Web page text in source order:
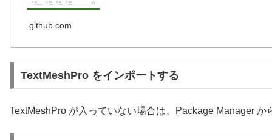
github.com
TextMeshPro をインポートする
TextMeshPro が入っていない場合は、Package Manager か